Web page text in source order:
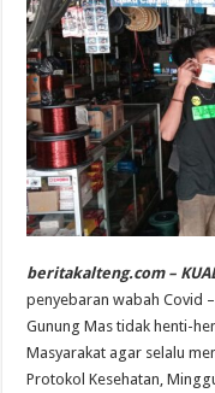
beritakalteng.com –
penyebaran wabah Covid
Gunung Mas tidak henti-
Masyarakat agar selalu
Protokol Kesehatan,